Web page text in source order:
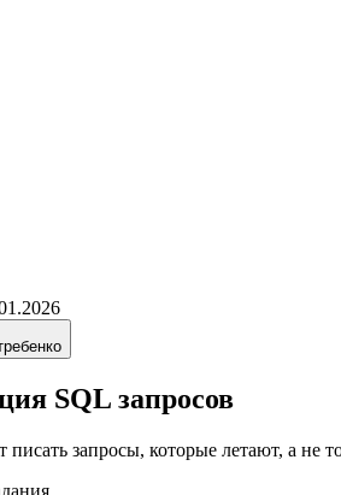
SQL запросов
писать запросы, которые летают, а